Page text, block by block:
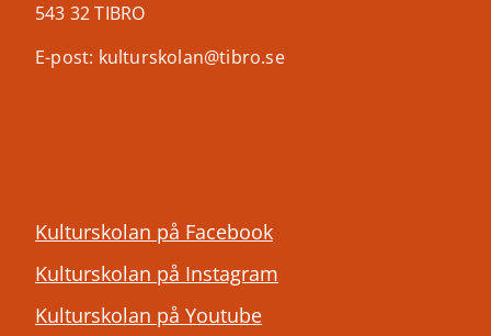
543 32 TIBRO
E-post: kulturskolan@tibro.se
Kulturskolan på Facebook
Kulturskolan på Instagram
Kulturskolan på Youtube